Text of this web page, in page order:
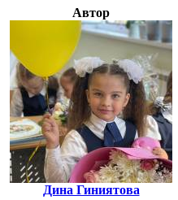
Автор
Дина Гиниятова